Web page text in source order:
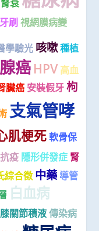
腎衰
刷 視網膜病變
學驗光 咳嗽種植
癌HPV 高血
臟癌 安裝假牙 枸
支氣管哮
肌梗死 軟骨保
疫 隱形併發症 腎
綜合徵 中藥 導管
白血病
膝關節積液 傳染病